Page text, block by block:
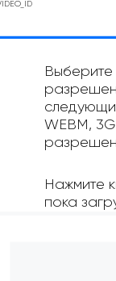
WEBM,
Нажмите
пока